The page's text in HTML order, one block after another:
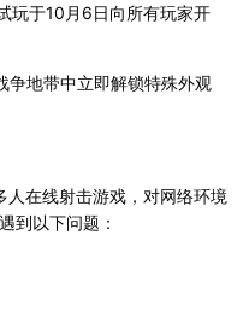
玩于10月6日向所有玩家开
争地带中立即解锁特殊外观
在线射击游戏，对网络环境
到以下问题：